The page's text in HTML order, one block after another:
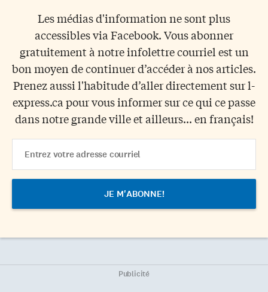
Les médias d'information ne sont plus
accessibles via Facebook. Vous abonner
gratuitement à notre infolettre courriel est un
bon moyen de continuer d’accéder à nos articles.
Prenez aussi l'habitude d’aller directement sur l-
express.ca pour vous informer sur ce qui ce passe
dans notre grande ville et ailleurs... en français!
Address
Publicité